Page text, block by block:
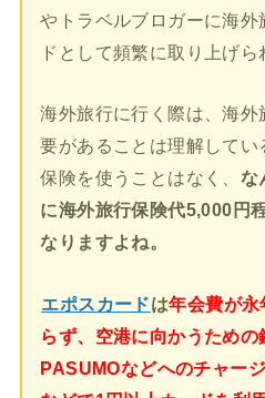
やトラベルブロガーに海
ドとして頻繁に取り上げら
海外旅行に行く際は、海
要があることは理解して
保険を使うことはなく、 な
に海外旅行保険代5,000円
なりますよね。
エポスカードは年会費が永
らず、空港に向かうため
PASUMOなどへのチャー